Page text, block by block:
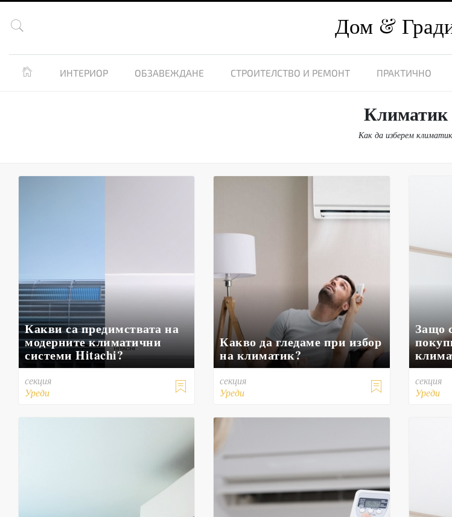
 Дом
 ИНТЕРИОР ОБЗАВЕЖДАНЕ СТРОИТЕЛСТВО И РЕМОНТ ПРАКТИЧНО
Климатик
Как да изберем климатик
Какви са предимствата на
модерните климатични
системи Hitachi?

секция
Уреди
Какво да гледаме при избор
на климатик?

секция
Уреди
Защо
секция
Уреди